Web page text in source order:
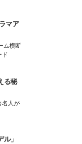
マア
ム横断
ド
る秘
名人が
」